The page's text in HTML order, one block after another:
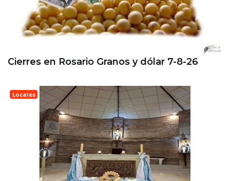
Cierres en Rosario Granos y dólar 7-8-26
Locales
Esperanza